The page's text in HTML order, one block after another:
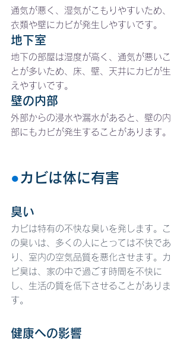
通気が悪く、湿気がこもりやすいため、
衣類や壁にカビが発生しやすいです。
地下室
地下の部屋は湿度が高く、通気が悪いこ
とが多いため、床、壁、天井にカビが生
えやすいです。
壁の内部
外部からの浸水や漏水があると、壁の内
部にもカビが発生することがあります。
● カビは体に有害
臭い
カビは特有の不快な臭いを発します。こ
の臭いは、多くの人にとっては不快であ
り、室内の空気品質を悪化させます。カ
ビ臭は、家の中で過ごす時間を不快に
し、生活の質を低下させることがありま
す。
健康への影響